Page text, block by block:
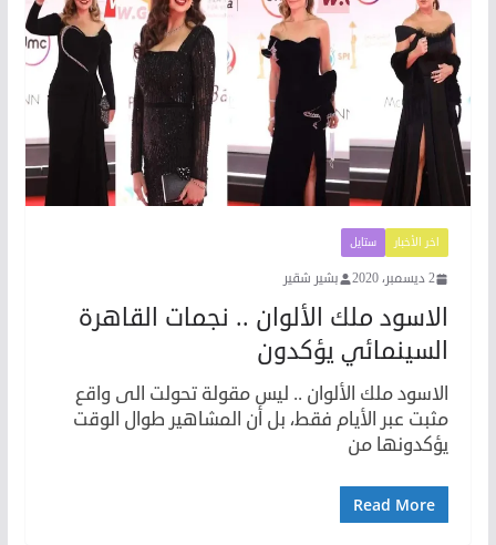
اخر الأخبار ستايل
2 ديسمبر، 2020 بشير شقير
الاسود ملك الألوان .. نجمات القاهرة
السينمائي يؤكدون
الاسود ملك الألوان .. ليس مقولة تحولت الى واقع
مثبت عبر الأيام فقط، بل أن المشاهير طوال الوقت
يؤكدونها من
Read More